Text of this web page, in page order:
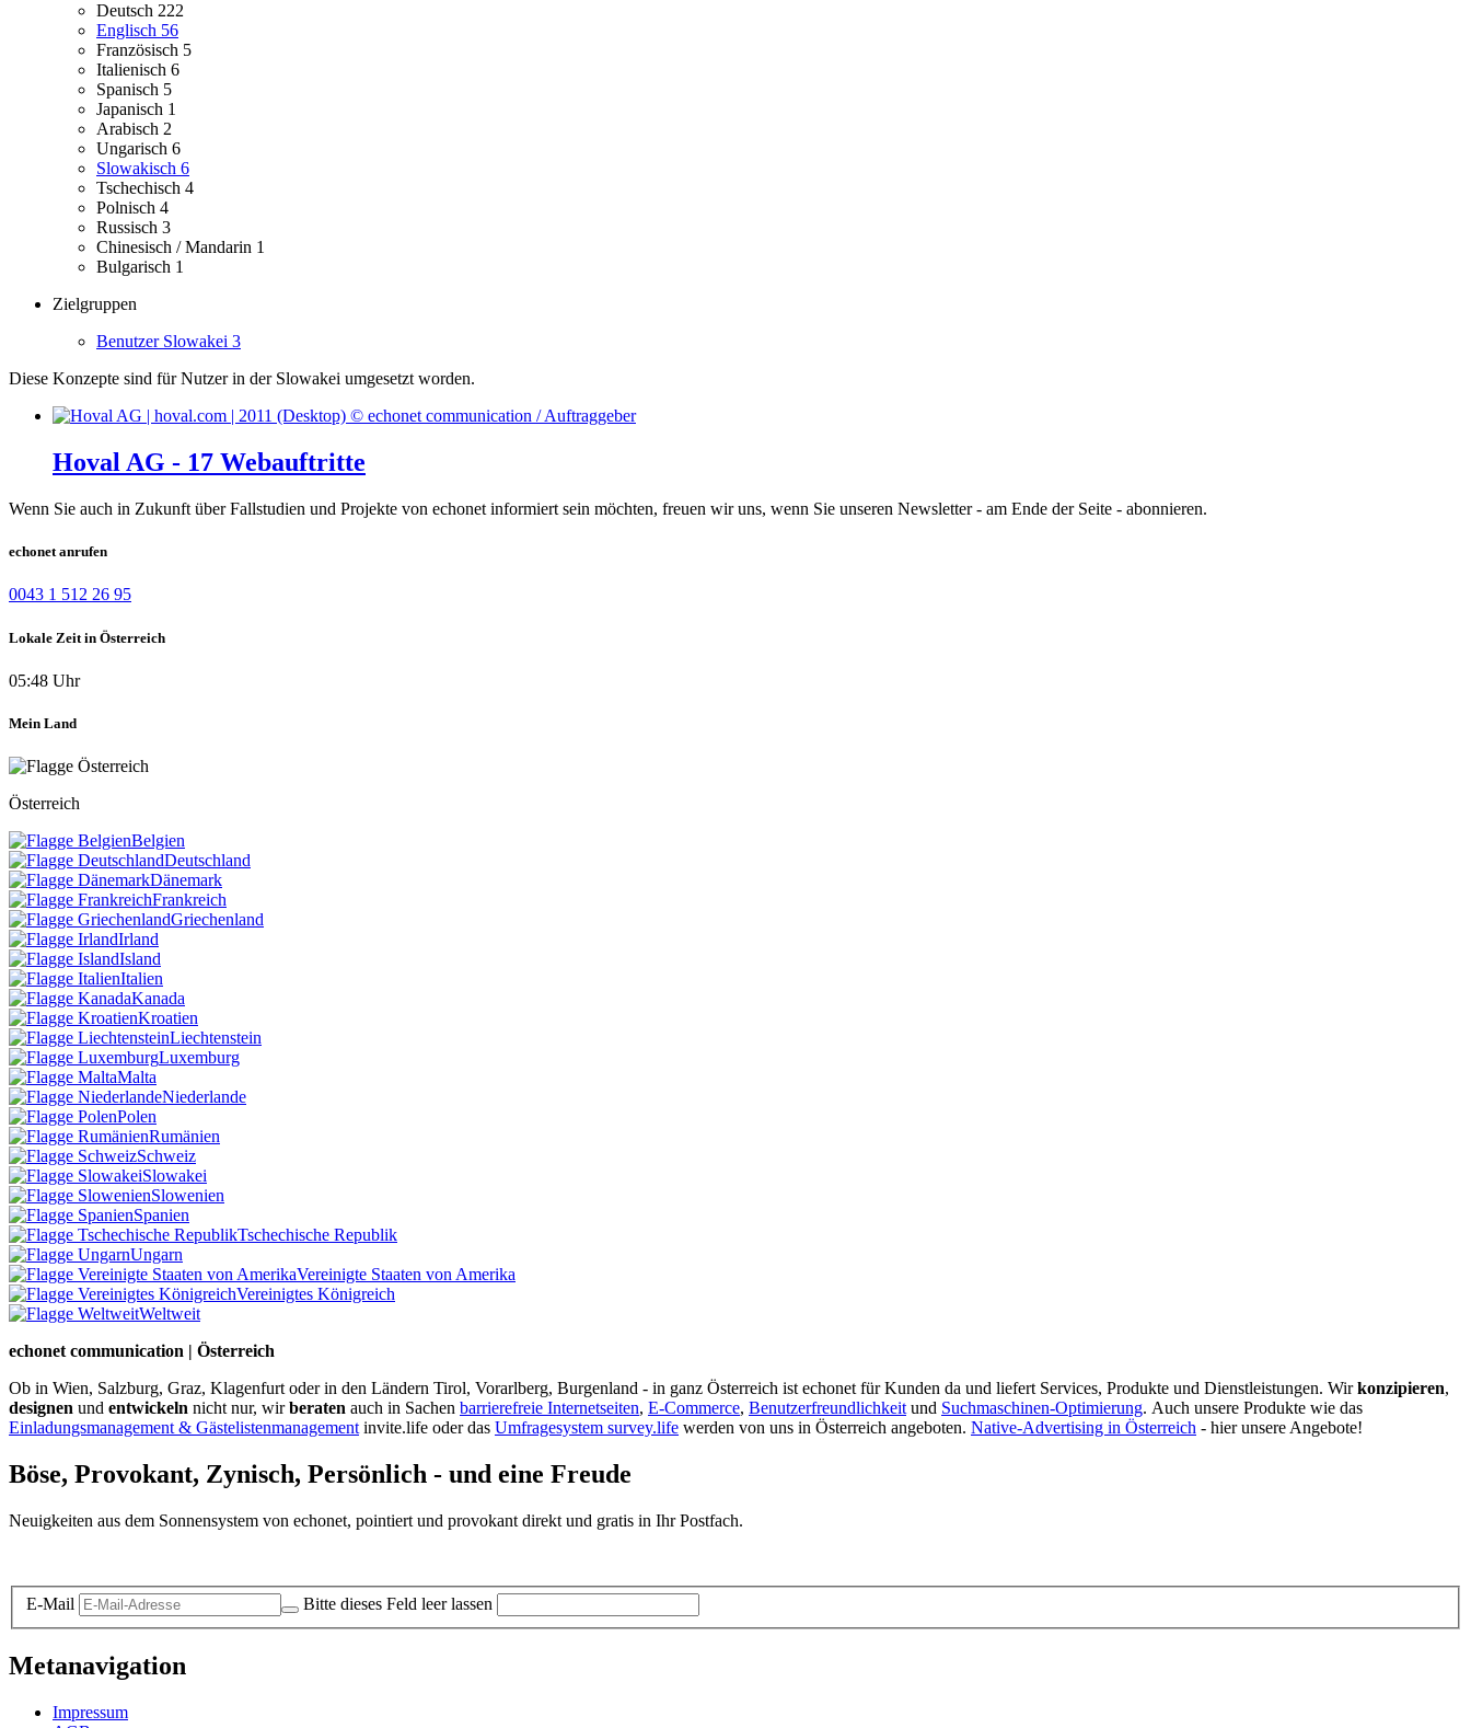
Deutsch 222
Englisch 56
Französisch 5
Italienisch 6
Spanisch 5
Japanisch 1
Arabisch 2
Ungarisch 6
Slowakisch 6
Tschechisch 4
Polnisch 4
Russisch 3
Chinesisch / Mandarin 1
Bulgarisch 1
Zielgruppen
Benutzer Slowakei 3
Diese Konzepte sind für Nutzer in der Slowakei umgesetzt worden.
Hoval AG - 17 Webauftritte
Wenn Sie auch in Zukunft über Fallstudien und Projekte von echonet informiert sein möchten, freuen wir uns, wenn Sie unseren Newsletter - am Ende der Seite - abonnieren.
echonet anrufen
0043 1 512 26 95
Lokale Zeit in Österreich
05:48 Uhr
Mein Land
Österreich
Belgien
Deutschland
Dänemark
Frankreich
Griechenland
Irland
Island
Italien
Kanada
Kroatien
Liechtenstein
Luxemburg
Malta
Niederlande
Polen
Rumänien
Schweiz
Slowakei
Slowenien
Spanien
Tschechische Republik
Ungarn
Vereinigte Staaten von Amerika
Vereinigtes Königreich
Weltweit
echonet communication | Österreich
Ob in Wien, Salzburg, Graz, Klagenfurt oder in den Ländern Tirol, Vorarlberg, Burgenland - in ganz Österreich ist echonet für Kunden da und liefert Services, Produkte und Dienstleistungen. Wirkonzipieren,
designen und entwickeln nicht nur, wirberaten auch in Sachen barrierefreie Internetseiten, E-Commerce, Benutzerfreundlichkeit und Suchmaschinen-Optimierung. Auch unsere Produkte wie das
Einladungsmanagement & Gästelistenmanagement invite.life oder das Umfragesystem survey.life werden von uns in Österreich angeboten. Native-Advertising in Österreich - hier unsere Angebote!
Böse, Provokant, Zynisch, Persönlich - und eine Freude
Neuigkeiten aus dem Sonnensystem von echonet, pointiert und provokant direkt und gratis in Ihr Postfach.
E-Mail Bitte dieses Feld leer lassen
Metanavigation
Impressum